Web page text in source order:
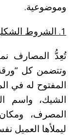
وموضوعية.
1. الشروط
تُعِدُّ المصارف
وتتضمن كل
المفتوح له في
الشيك، واسم
المصرف،
ليملأها العميل